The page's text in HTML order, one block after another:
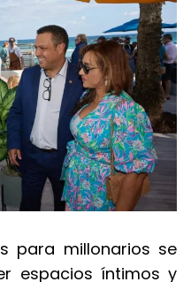
para millonarios se
espacios íntimos y